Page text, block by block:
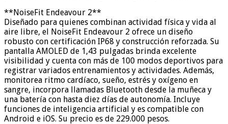
**NoiseFit Endeavour 2**
Diseñado para quienes combinan actividad física y vida al
aire libre, el NoiseFit Endeavour 2 ofrece un diseño
robusto con certificación IP68 y construcción reforzada. Su
pantalla AMOLED de 1,43 pulgadas brinda excelente
visibilidad y cuenta con más de 100 modos deportivos para
registrar variados entrenamientos y actividades. Además,
monitorea ritmo cardíaco, sueño, estrés y oxígeno en
sangre, incorpora llamadas Bluetooth desde la muñeca y
una batería con hasta diez días de autonomía. Incluye
funciones de inteligencia artificial y es compatible con
Android e iOS. Su precio es de 229.000 pesos.